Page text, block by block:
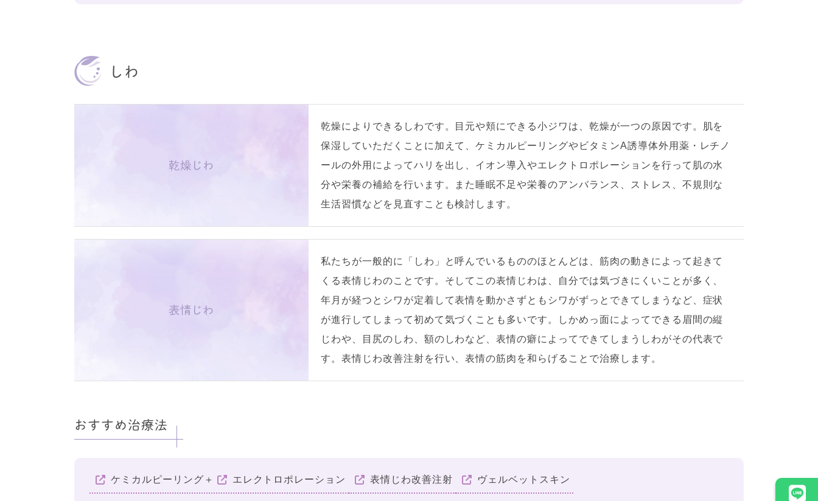
しわ
乾燥じわ
乾燥によりできるしわです。目元や頬にできる小ジワは、乾燥が一つの原因です。肌を
保湿していただくことに加えて、ケミカルピーリングやビタミンA誘導体外用薬・レチノ
ールの外用によってハリを出し、イオン導入やエレクトロポレーションを行って肌の水
分や栄養の補給を行います。また睡眠不足や栄養のアンバランス、ストレス、不規則な
生活習慣などを見直すことも検討します。
表情じわ
私たちが一般的に「しわ」と呼んでいるもののほとんどは、筋肉の動きによって起きて
くる表情じわのことです。そしてこの表情じわは、自分では気づきにくいことが多く、
年月が経つとシワが定着して表情を動かさずともシワがずっとできてしまうなど、症状
が進行してしまって初めて気づくことも多いです。しかめっ面によってできる眉間の縦
じわや、目尻のしわ、額のしわなど、表情の癖によってできてしまうしわがその代表で
す。表情じわ改善注射を行い、表情の筋肉を和らげることで治療します。
おすすめ治療法
ケミカルピーリング ＋ エレクトロポレーション 表情じわ改善注射 ヴェルベットスキン